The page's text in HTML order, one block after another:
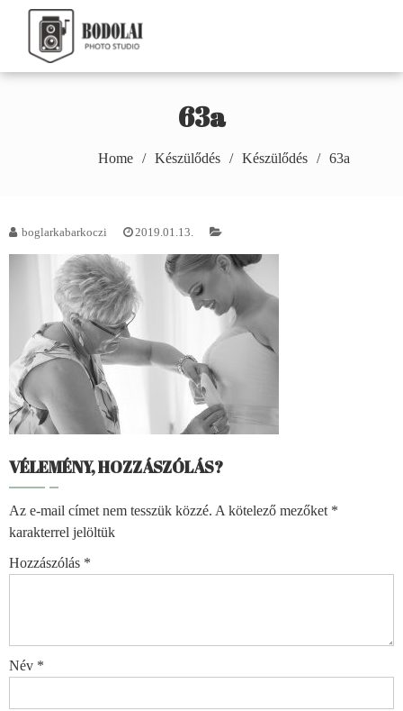
content
Photography
63a
Home Készülődés Készülődés 63a
boglarkabarkoczi 2019.01.13.
VÉLEMÉNY, HOZZÁSZÓLÁS?
Az e-mail címet nem tesszük közzé. A kötelező mezőket *
karakterrel jelöltük
Hozzászólás *
Név *